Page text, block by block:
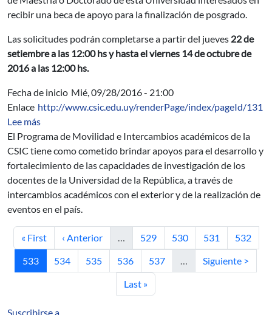
recibir una beca de apoyo para la finalización de posgrado.
Las solicitudes podrán completarse a partir del jueves 22 de
setiembre a las 12:00 hs y hasta el viernes 14 de octubre de
2016 a las 12:00 hs.
Fecha de inicio Mié, 09/28/2016 - 21:00
Enlace http://www.csic.edu.uy/renderPage/index/pageId/131
Lee mássobre 5º llamado del Programa de Movilidad e
El Programa de Movilidad e Intercambios académicos de la
CSIC tiene como cometido brindar apoyos para el desarrollo y
fortalecimiento de las capacidades de investigación de los
docentes de la Universidad de la República, a través de
intercambios académicos con el exterior y de la realización de
eventos en el país.
Primera página
« First Página anterior
‹ Anterior … Página
529 Página
530 Página
531 Página
532
Página actual
533 Página
534 Página
535 Página
536 Página
537 … Siguiente página
Siguiente >
Última página
Last »
Suscribirse a